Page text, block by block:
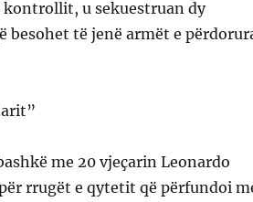
kontrollit, u sekuestruan dy
besohet të jenë armët e
me 20 vjeçarin Leonardo
rrugët e qytetit që përfundoi